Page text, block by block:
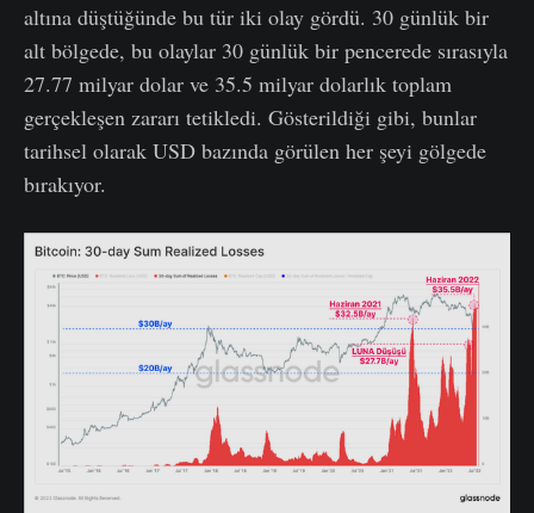
altına düştüğünde bu tür iki olay gördü. 30 günlük bir
alt bölgede, bu olaylar 30 günlük bir pencerede sırasıyla
27.77 milyar dolar ve 35.5 milyar dolarlık toplam
gerçekleşen zararı tetikledi. Gösterildiği gibi, bunlar
tarihsel olarak USD bazında görülen her şeyi gölgede
bırakıyor.